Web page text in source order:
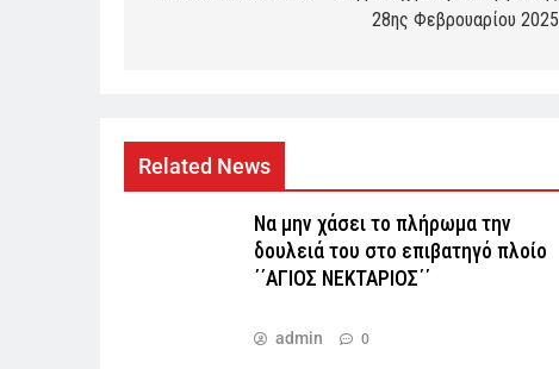
28ης Φεβρουαρίου 2025
Related News
Να μην χάσει το πλήρωμα την
δουλειά του στο επιβατηγό πλοίο
΄΄ΑΓΙΟΣ ΝΕΚΤΑΡΙΟΣ΄΄
admin 0